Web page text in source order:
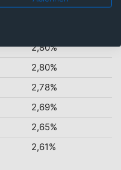
2,97%
2,80%
2,80%
2,78%
2,69%
2,65%
2,61%